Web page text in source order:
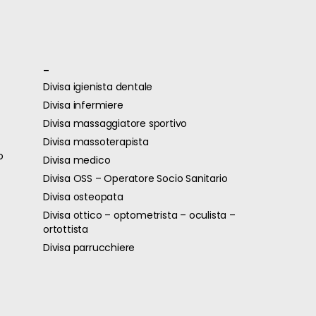
-
Divisa igienista dentale
Divisa infermiere
Divisa massaggiatore sportivo
Divisa massoterapista
Divisa medico
Divisa OSS – Operatore Socio Sanitario
Divisa osteopata
Divisa ottico – optometrista – oculista –
ortottista
Divisa parrucchiere